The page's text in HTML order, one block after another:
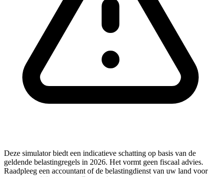
Deze simulator biedt een indicatieve schatting op basis van de
geldende belastingregels in 2026. Het vormt geen fiscaal advies.
Raadpleeg een accountant of de belastingdienst van uw land voor